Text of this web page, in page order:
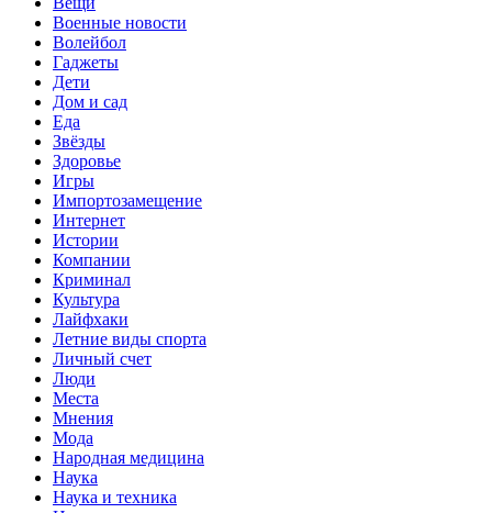
Военные новости
Волейбол
Гаджеты
Дети
Дом и сад
Еда
Звёзды
Здоровье
Игры
Импортозамещение
Интернет
Истории
Компании
Криминал
Культура
Лайфхаки
Летние виды спорта
Личный счет
Люди
Места
Мнения
Мода
Народная медицина
Наука
Наука и техника